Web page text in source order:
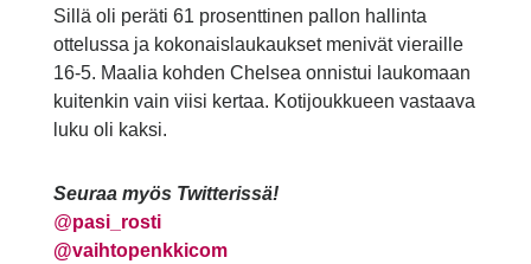
Sillä oli peräti 61 prosenttinen pallon hallinta
ottelussa ja kokonaislaukaukset menivät vieraille
16-5. Maalia kohden Chelsea onnistui laukomaan
kuitenkin vain viisi kertaa. Kotijoukkueen vastaava
luku oli kaksi.
Seuraa myös Twitterissä!
@pasi_rosti
@vaihtopenkkicom